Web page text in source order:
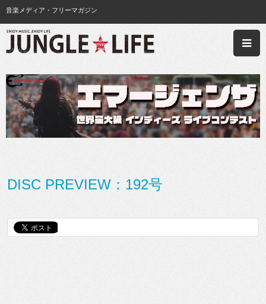
音楽メディア・フリーマガジン
DISC PREVIEW：192号